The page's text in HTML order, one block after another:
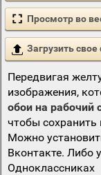
Просмотр во
Загрузить свое
Передвигая
изображения,
обои на рабочий
чтобы
Можно
Вконтакте. Либо
Одноклассниках